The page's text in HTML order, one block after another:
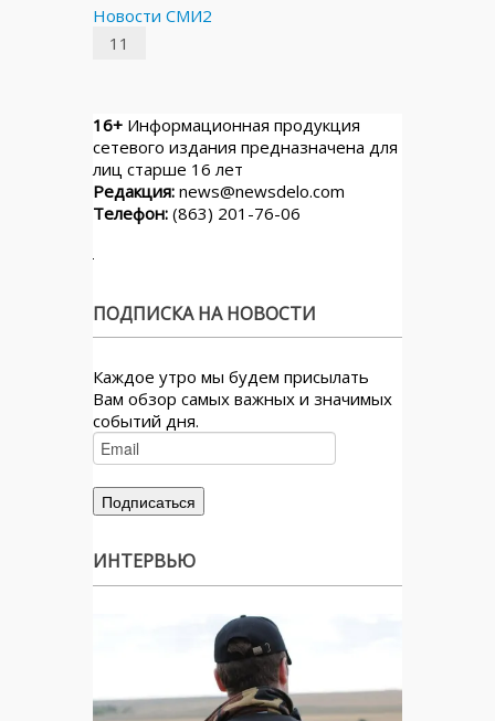
Новости СМИ2
11
16+ Информационная продукция
сетевого издания предназначена для
лиц старше 16 лет
Редакция: news@newsdelo.com
Телефон: (863) 201-76-06
ПОДПИСКА НА НОВОСТИ
Каждое утро мы будем присылать
Вам обзор самых важных и значимых
событий дня.
ИНТЕРВЬЮ